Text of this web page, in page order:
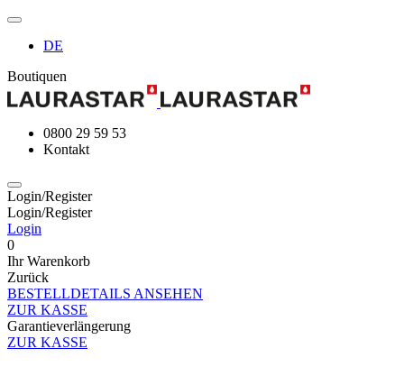
DE
Boutiquen
0800 29 59 53
Kontakt
Login/Register
Login/Register
Login
0
Ihr Warenkorb
Zurück
BESTELLDETAILS ANSEHEN
ZUR KASSE
Garantieverlängerung
ZUR KASSE